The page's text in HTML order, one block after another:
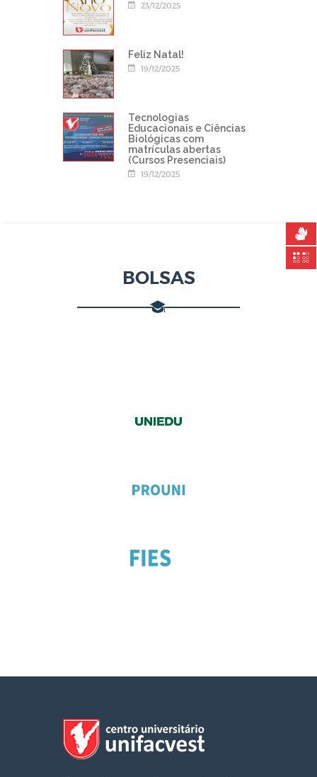
23/12/2025
Feliz Natal!
19/12/2025
Tecnologias
Educacionais e Ciências
Biológicas com
matrículas abertas
(Cursos Presenciais)
19/12/2025
BOLSAS